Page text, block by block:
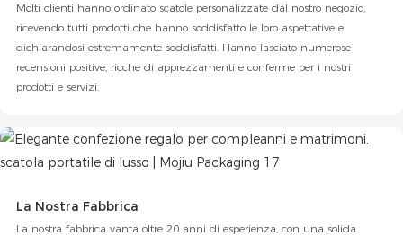
Molti clienti hanno ordinato scatole personalizzate dal nostro negozio,
ricevendo tutti prodotti che hanno soddisfatto le loro aspettative e
dichiarandosi estremamente soddisfatti. Hanno lasciato numerose
recensioni positive, ricche di apprezzamenti e conferme per i nostri
prodotti e servizi.
La Nostra Fabbrica
La nostra fabbrica vanta oltre 20 anni di esperienza, con una solida